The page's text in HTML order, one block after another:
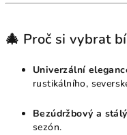
🎄 Proč si vybrat
Univerzální
rustikálního,
Bezúdržbový a stálý
sezón.